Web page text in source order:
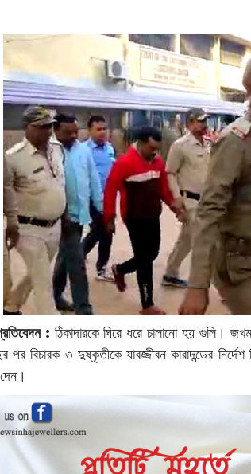
: ঠিকাদারকে ঘিরে ধরে চালানো হয় গুলি।
পর বিচারক ৩ দুষ্কৃতীকে যাবজ্জীবন কারাদন্ডের